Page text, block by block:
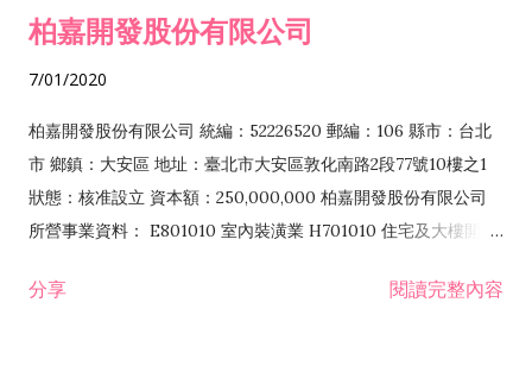
柏嘉開發股份有限公司
7/01/2020
柏嘉開發股份有限公司 統編：52226520 郵編：106 縣市：台北
市 鄉鎮：大安區 地址：臺北市大安區敦化南路2段77號10樓之1
狀態：核准設立 資本額：250,000,000 柏嘉開發股份有限公司
所營事業資料： E801010 室內裝潢業 H701010 住宅及大樓開發
發業 H703090 不動產買賣業 H703100 不動產租賃業 I503010
分享 閱讀完整內容